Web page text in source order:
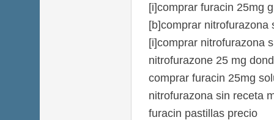
[i]comprar furacin 25mg
[b]comprar nitrofurazona
[i]comprar nitrofurazona
nitrofurazone 25 mg
comprar furacin 25mg
nitrofurazona sin receta
furacin pastillas precio